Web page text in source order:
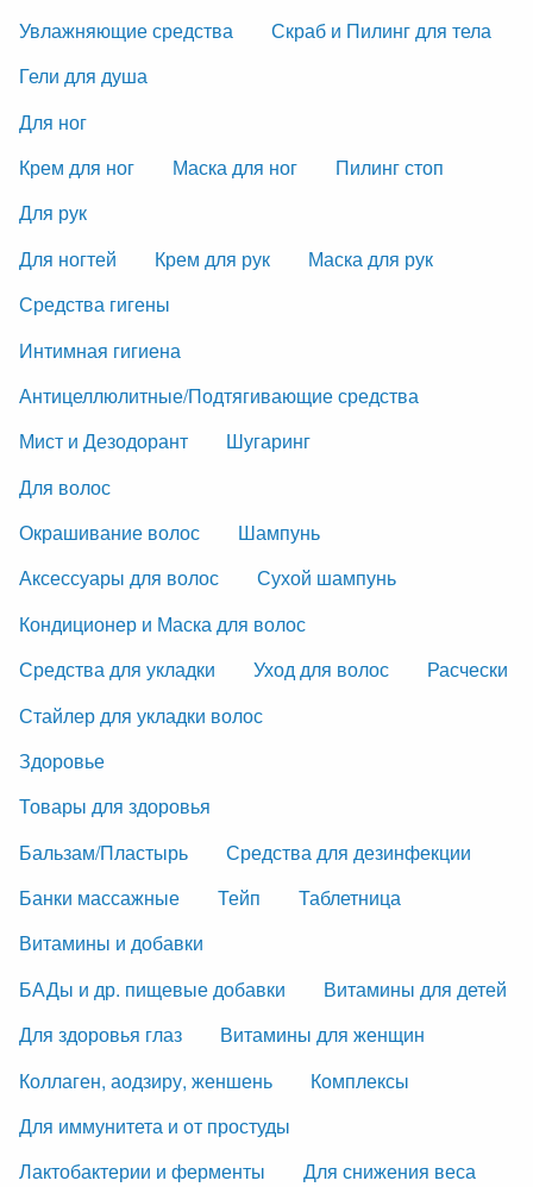
Увлажняющие средства
Скраб и Пилинг для тела
Гели для душа
Для ног
Крем для ног
Маска для ног
Пилинг стоп
Для рук
Для ногтей
Крем для рук
Маска для рук
Средства гигены
Интимная гигиена
Антицеллюлитные/Подтягивающие средства
Мист и Дезодорант
Шугаринг
Для волос
Окрашивание волос
Шампунь
Аксессуары для волос
Сухой шампунь
Кондиционер и Маска для волос
Средства для укладки
Уход для волос
Расчески
Стайлер для укладки волос
Здоровье
Товары для здоровья
Бальзам/Пластырь
Средства для дезинфекции
Банки массажные
Тейп
Таблетница
Витамины и добавки
БАДы и др. пищевые добавки
Витамины для детей
Для здоровья глаз
Витамины для женщин
Коллаген, аодзиру, женшень
Комплексы
Для иммунитета и от простуды
Лактобактерии и ферменты
Для снижения веса